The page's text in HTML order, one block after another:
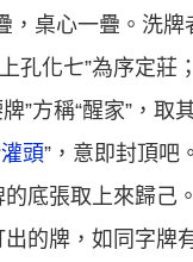
桌心一疊。洗牌
化七”為序定莊
”方稱“醒家”，
灌頭”，意即封頂吧
張取上來歸己。
的牌，如同字牌